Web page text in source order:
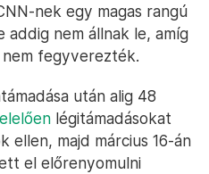
nek egy magas rangú
addig nem állnak le, amíg
fegyverezték.
után alig 48
légitámadásokat
majd március 16-án
el előrenyomulni